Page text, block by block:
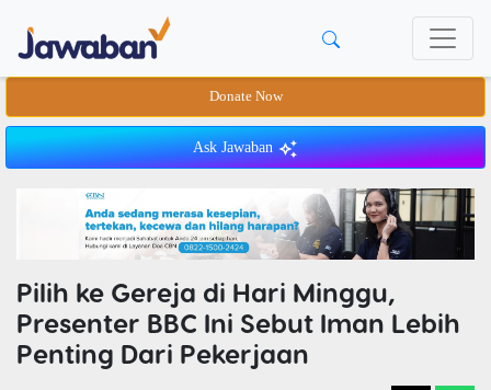
Donate Now
Ask Jawaban
Pilih ke Gereja di Hari Minggu,
Presenter BBC Ini Sebut Iman Lebih
Penting Dari Pekerjaan